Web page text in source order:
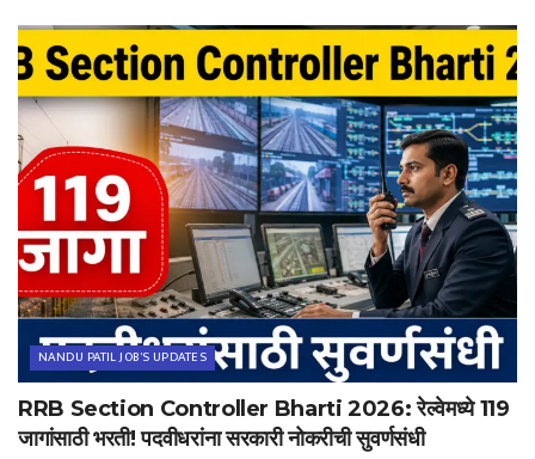
NANDU PATIL JOB'S UPDATES
RRB Section Controller Bharti 2026: रेल्वेमध्ये 119
जागांसाठी भरती! पदवीधरांना सरकारी नोकरीची सुवर्णसंधी